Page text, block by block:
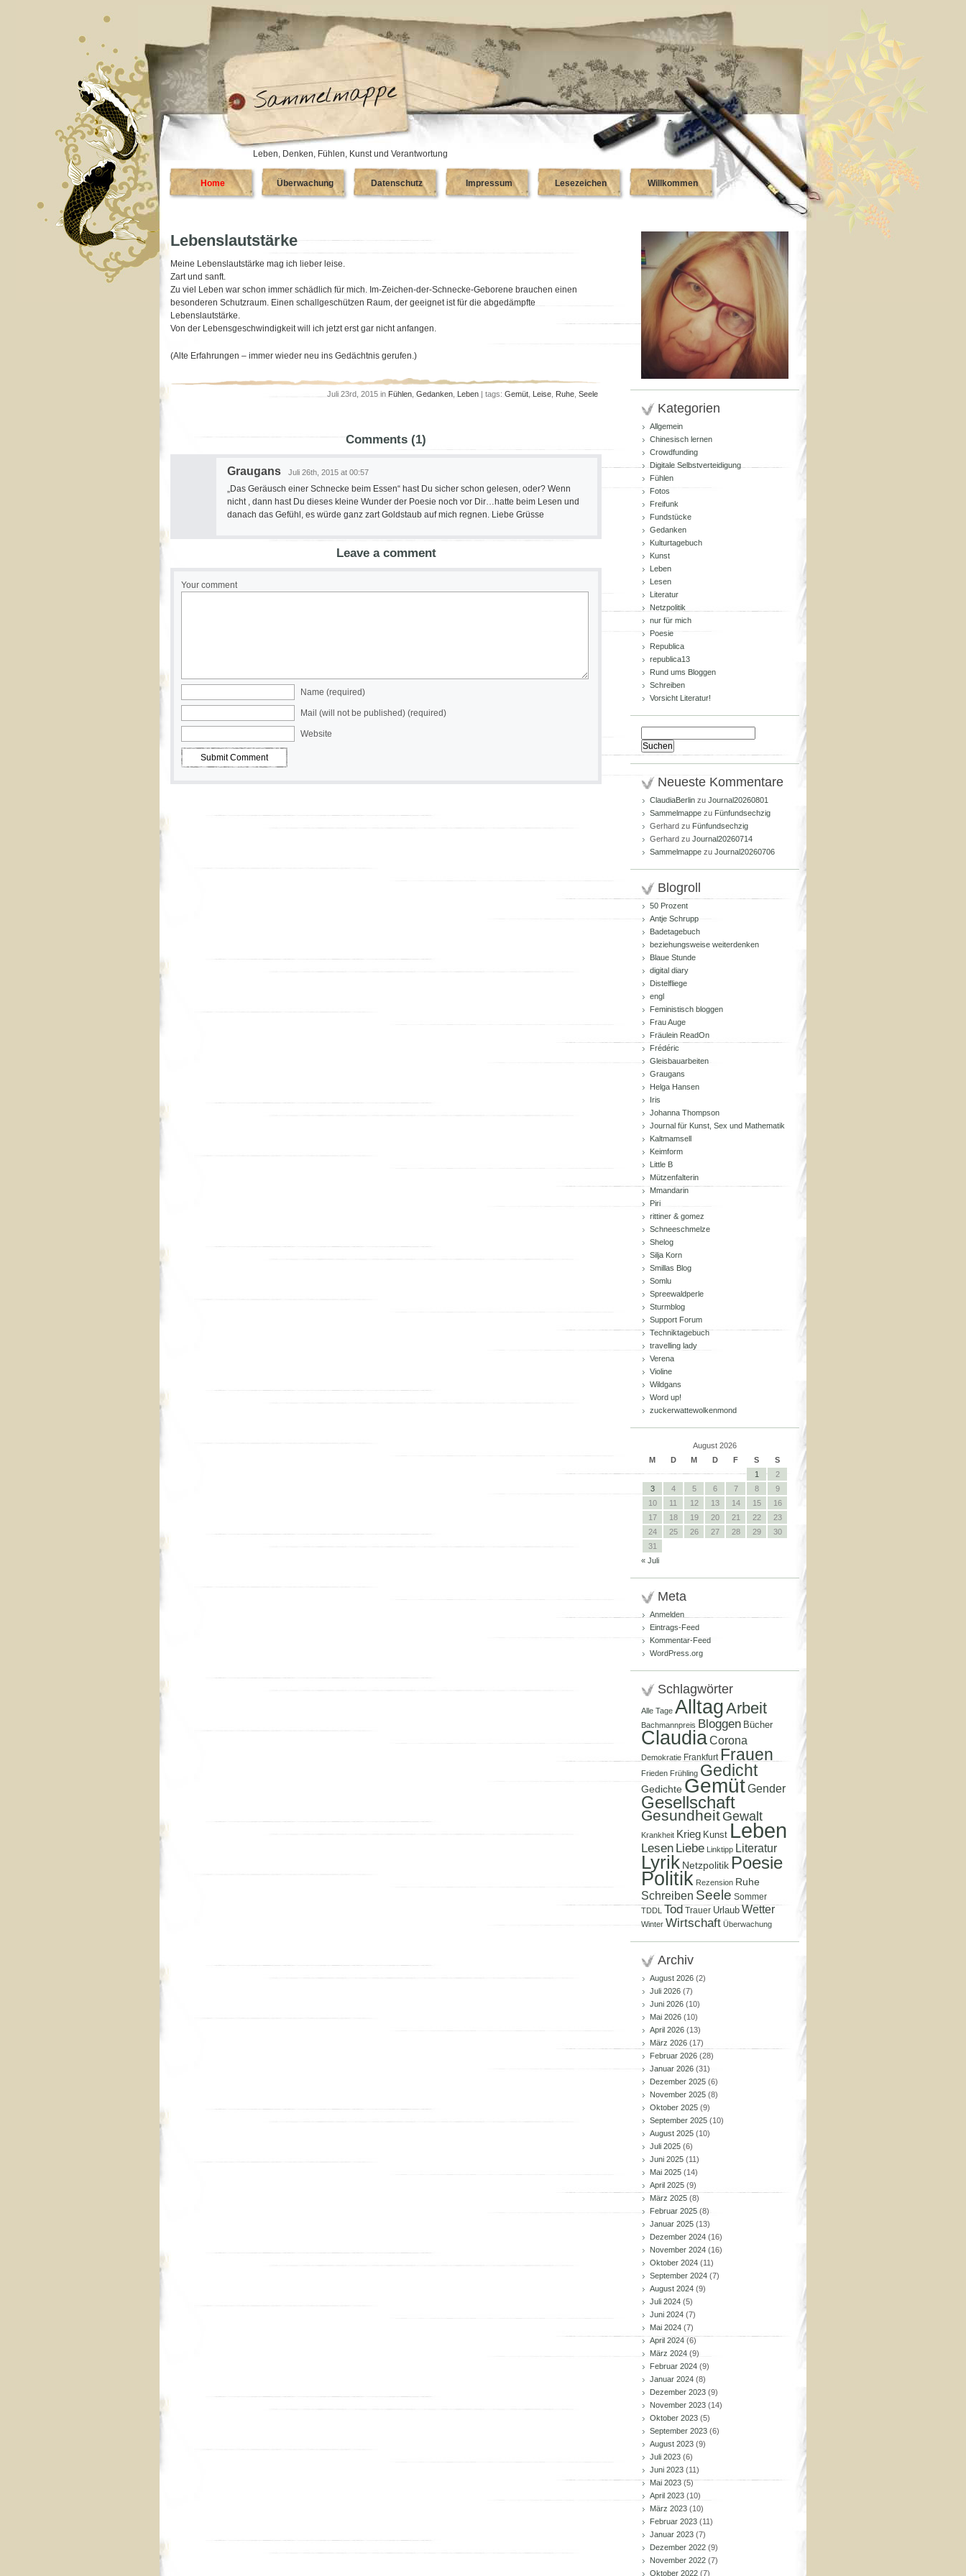
Leben, Denken, Fühlen, Kunst und Verantwortung
Home Überwachung Datenschutz Impressum Lesezeichen Willkommen
Lebenslautstärke
Meine Lebenslautstärke mag ich lieber leise.
Zart und sanft.
Zu viel Leben war schon immer schädlich für mich. Im-Zeichen-der-Schnecke-Geborene brauchen einen
besonderen Schutzraum. Einen schallgeschützen Raum, der geeignet ist für die abgedämpfte
Lebenslautstärke.
Von der Lebensgeschwindigkeit will ich jetzt erst gar nicht anfangen.
(Alte Erfahrungen – immer wieder neu ins Gedächtnis gerufen.)
Juli 23rd, 2015 in Fühlen Gedanken Leben | tags: Gemüt Leise Ruhe Seele
Comments (1)
Graugans Juli 26th, 2015 at 00:57
„Das Geräusch einer Schnecke beim Essen“ hast Du sicher schon gelesen, oder? Wenn
nicht , dann hast Du dieses kleine Wunder der Poesie noch vor Dir…hatte beim Lesen und
danach das Gefühl, es würde ganz zart Goldstaub auf mich regnen. Liebe Grüsse
Leave a comment
Your comment
Name (required)
Mail (will not be published) (required)
Website
Kategorien
Allgemein
Chinesisch lernen
Crowdfunding
Digitale Selbstverteidigung
Fühlen
Fotos
Freifunk
Fundstücke
Gedanken
Kulturtagebuch
Kunst
Leben
Lesen
Literatur
Netzpolitik
nur für mich
Poesie
Republica
republica13
Rund ums Bloggen
Schreiben
Vorsicht Literatur!
nach:
Neueste Kommentare
ClaudiaBerlin zu Journal20260801
Sammelmappe zu Fünfundsechzig
Gerhard zu Fünfundsechzig
Gerhard zu Journal20260714
Sammelmappe zu Journal20260706
Blogroll
50 Prozent
Antje Schrupp
Badetagebuch
beziehungsweise weiterdenken
Blaue Stunde
digital diary
Distelfliege
engl
Feministisch bloggen
Frau Auge
Fräulein ReadOn
Frédéric
Gleisbauarbeiten
Graugans
Helga Hansen
Iris
Johanna Thompson
Journal für Kunst, Sex und Mathematik
Kaltmamsell
Keimform
Little B
Mützenfalterin
Mmandarin
Piri
rittiner & gomez
Schneeschmelze
Shelog
Silja Korn
Smillas Blog
Somlu
Spreewaldperle
Sturmblog
Support Forum
Techniktagebuch
travelling lady
Verena
Violine
Wildgans
Word up!
zuckerwattewolkenmond
August 2026
M
D M D F S
S
1
2
3
4 5 6 7 8
9
10
11 12 13 14 15
16
17
18 19 20 21 22
23
24
25 26 27 28 29
30
31
« Juli
Meta
Anmelden
Eintrags-Feed
Kommentar-Feed
WordPress.org
Schlagwörter
Alle Tage AlltagArbeit
Bachmannpreis Bloggen Bücher
ClaudiaCorona
Demokratie Frankfurt Frauen
Frieden Frühling Gedicht
Gedichte GemütGender
Gesellschaft
Gesundheit Gewalt
Krankheit Krieg Kunst Leben
Lesen Liebe Linktipp Literatur
Lyrik Netzpolitik Poesie
Politik Rezension Ruhe
Schreiben Seele Sommer
TDDL Tod Trauer Urlaub Wetter
Winter Wirtschaft Überwachung
Archiv
August 2026 (2)
Juli 2026 (7)
Juni 2026 (10)
Mai 2026 (10)
April 2026 (13)
März 2026 (17)
Februar 2026 (28)
Januar 2026 (31)
Dezember 2025 (6)
November 2025 (8)
Oktober 2025 (9)
September 2025 (10)
August 2025 (10)
Juli 2025 (6)
Juni 2025 (11)
Mai 2025 (14)
April 2025 (9)
März 2025 (8)
Februar 2025 (8)
Januar 2025 (13)
Dezember 2024 (16)
November 2024 (16)
Oktober 2024 (11)
September 2024 (7)
August 2024 (9)
Juli 2024 (5)
Juni 2024 (7)
Mai 2024 (7)
April 2024 (6)
März 2024 (9)
Februar 2024 (9)
Januar 2024 (8)
Dezember 2023 (9)
November 2023 (14)
Oktober 2023 (5)
September 2023 (6)
August 2023 (9)
Juli 2023 (6)
Juni 2023 (11)
Mai 2023(5)
April 2023 (10)
März 2023 (10)
Februar 2023 (11)
Januar 2023 (7)
Dezember 2022 (9)
November 2022 (7)
Oktober 2022 (7)